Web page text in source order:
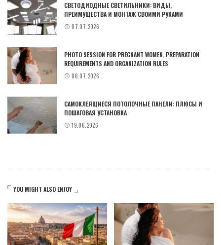
СВЕТОДИОДНЫЕ СВЕТИЛЬНИКИ: ВИДЫ,
ПРЕИМУЩЕСТВА И МОНТАЖ СВОИМИ РУКАМИ
07.07.2026
PHOTO SESSION FOR PREGNANT WOMEN, PREPARATION
REQUIREMENTS AND ORGANIZATION RULES
06.07.2026
САМОКЛЕЯЩИЕСЯ ПОТОЛОЧНЫЕ ПАНЕЛИ: ПЛЮСЫ И
ПОШАГОВАЯ УСТАНОВКА
19.06.2026
YOU MIGHT ALSO ENJOY